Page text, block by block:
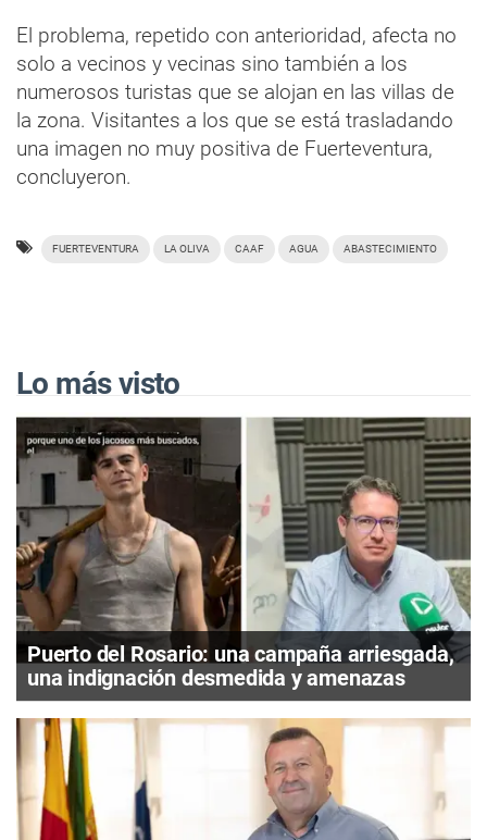
El problema, repetido con anterioridad, afecta no
solo a vecinos y vecinas sino también a los
numerosos turistas que se alojan en las villas de
la zona. Visitantes a los que se está trasladando
una imagen no muy positiva de Fuerteventura,
concluyeron.
FUERTEVENTURA LA OLIVA CAAF AGUA ABASTECIMIENTO
Lo más visto
Puerto del Rosario: una campaña arriesgada,
una indignación desmedida y amenazas